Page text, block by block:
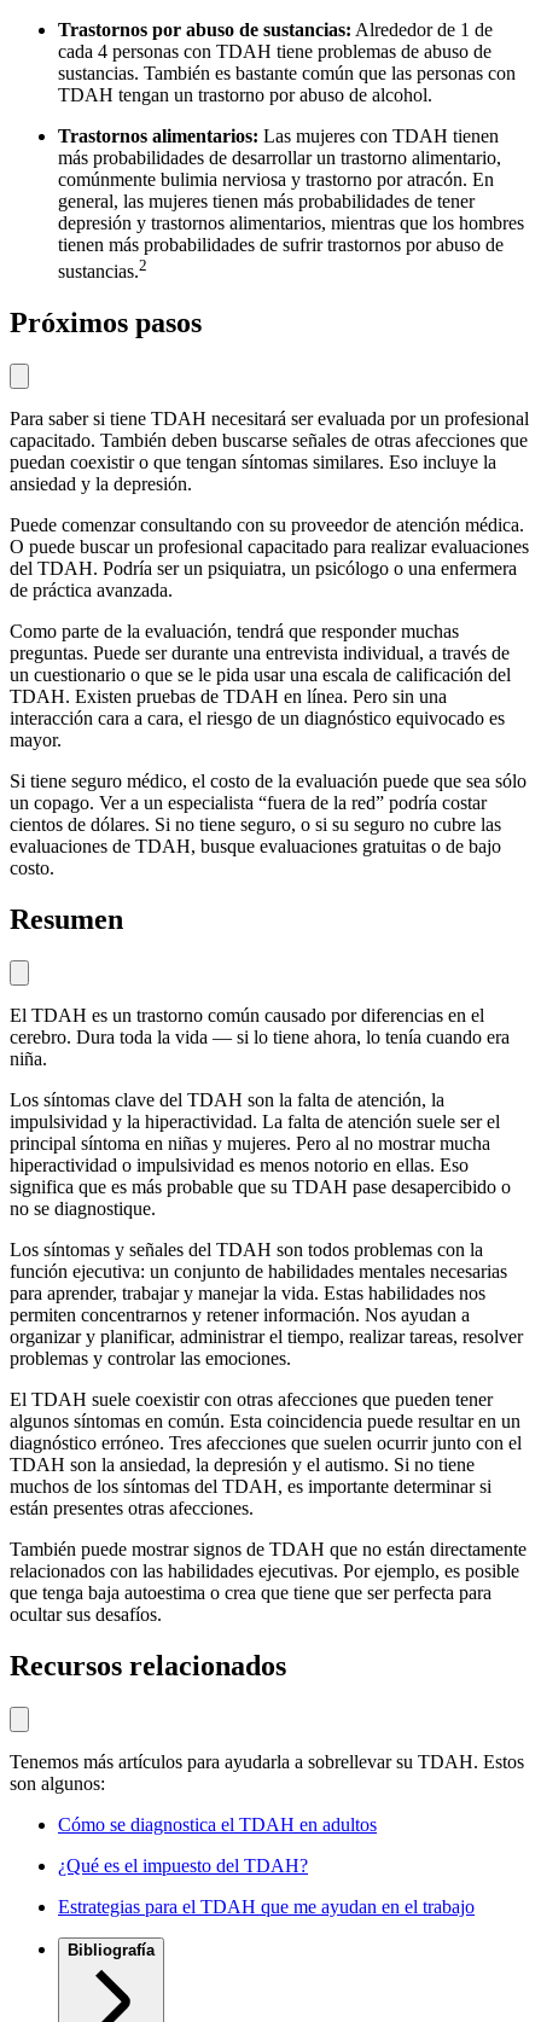
Trastornos por abuso de sustancias: Alrededor de 1 de
cada 4 personas con TDAH tiene problemas de abuso de
sustancias. También es bastante común que las personas con
TDAH tengan un trastorno por abuso de alcohol.
Trastornos alimentarios: Las mujeres con TDAH tienen
más probabilidades de desarrollar un trastorno alimentario,
comúnmente bulimia nerviosa y trastorno por atracón. En
general, las mujeres tienen más probabilidades de tener
depresión y trastornos alimentarios, mientras que los hombres
tienen más probabilidades de sufrir trastornos por abuso de
sustancias.2
Próximos pasos
Para saber si tiene TDAH necesitará ser evaluada por un profesional
capacitado. También deben buscarse señales de otras afecciones que
puedan coexistir o que tengan síntomas similares. Eso incluye la
ansiedad y la depresión.
Puede comenzar consultando con su proveedor de atención médica.
O puede buscar un profesional capacitado para realizar evaluaciones
del TDAH. Podría ser un psiquiatra, un psicólogo o una enfermera
de práctica avanzada.
Como parte de la evaluación, tendrá que responder muchas
preguntas. Puede ser durante una entrevista individual, a través de
un cuestionario o que se le pida usar una escala de calificación del
TDAH. Existen pruebas de TDAH en línea. Pero sin una
interacción cara a cara, el riesgo de un diagnóstico equivocado es
mayor.
Si tiene seguro médico, el costo de la evaluación puede que sea sólo
un copago. Ver a un especialista “fuera de la red” podría costar
cientos de dólares. Si no tiene seguro, o si su seguro no cubre las
evaluaciones de TDAH, busque evaluaciones gratuitas o de bajo
costo.
Resumen
El TDAH es un trastorno común causado por diferencias en el
cerebro. Dura toda la vida — si lo tiene ahora, lo tenía cuando era
niña.
Los síntomas clave del TDAH son la falta de atención, la
impulsividad y la hiperactividad. La falta de atención suele ser el
principal síntoma en niñas y mujeres. Pero al no mostrar mucha
hiperactividad o impulsividad es menos notorio en ellas. Eso
significa que es más probable que su TDAH pase desapercibido o
no se diagnostique.
Los síntomas y señales del TDAH son todos problemas con la
función ejecutiva: un conjunto de habilidades mentales necesarias
para aprender, trabajar y manejar la vida. Estas habilidades nos
permiten concentrarnos y retener información. Nos ayudan a
organizar y planificar, administrar el tiempo, realizar tareas, resolver
problemas y controlar las emociones.
El TDAH suele coexistir con otras afecciones que pueden tener
algunos síntomas en común. Esta coincidencia puede resultar en un
diagnóstico erróneo. Tres afecciones que suelen ocurrir junto con el
TDAH son la ansiedad, la depresión y el autismo. Si no tiene
muchos de los síntomas del TDAH, es importante determinar si
están presentes otras afecciones.
También puede mostrar signos de TDAH que no están directamente
relacionados con las habilidades ejecutivas. Por ejemplo, es posible
que tenga baja autoestima o crea que tiene que ser perfecta para
ocultar sus desafíos.
Recursos relacionados
Tenemos más artículos para ayudarla a sobrellevar su TDAH. Estos
son algunos:
Cómo se diagnostica el TDAH en adultos
¿Qué es el impuesto del TDAH?
Estrategias para el TDAH que me ayudan en el trabajo
Bibliografía